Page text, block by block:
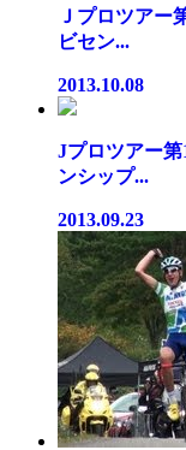
Ｊプロツアー
ビセン...
2013.10.08
Jプロツアー
ンシップ...
2013.09.23